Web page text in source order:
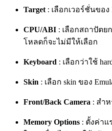
Target : เลือกเวอร์ชั่นของ
CPU/ABI : เลือกสถาปัตย
โหลดก็จะไม่มีให้เลือก
Keyboard : เลือกว่าใช้
Skin : เลือก skin ของ
Front/Back Camera : สำห
Memory Options : ตั้งค่าแ